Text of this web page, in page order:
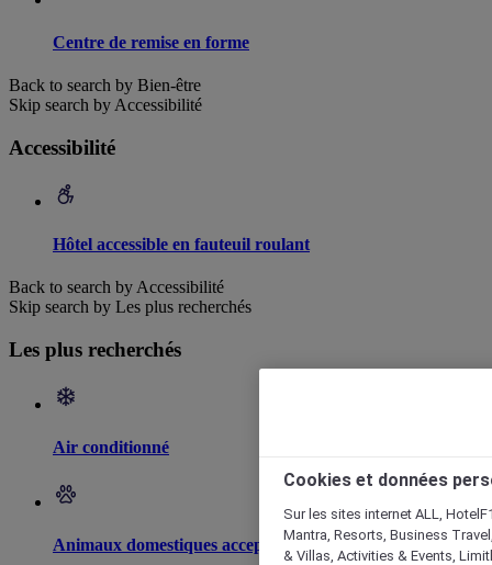
Centre de remise en forme
Back to search by Bien-être
Skip search by Accessibilité
Accessibilité
Hôtel accessible en fauteuil roulant
Back to search by Accessibilité
Skip search by Les plus recherchés
Les plus recherchés
Air conditionné
Animaux domestiques acceptés
Cookies et données
Sur les sites internet ALL,
Mantra, Resorts, Business
& Villas, Activities & Events,